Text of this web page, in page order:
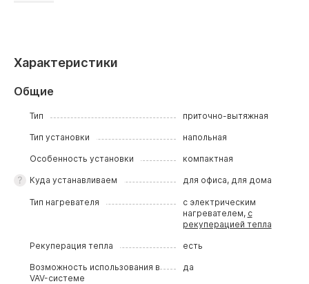
Характеристики
Общие
Тип приточно-вытяжная
Тип установки напольная
Особенность установки компактная
Куда устанавливаем для офиса, для дома
Тип нагревателя
с электрическим
нагревателем, с
рекуперацией тепла
Рекуперация тепла есть
Возможность использования в
VAV-системе
да